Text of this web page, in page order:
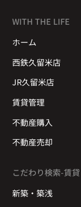
WITH THE LIFE
ホーム
西鉄久留米店
JR久留米店
賃貸管理
不動産購入
不動産売却
こだわり検索-賃貸
新築・築浅